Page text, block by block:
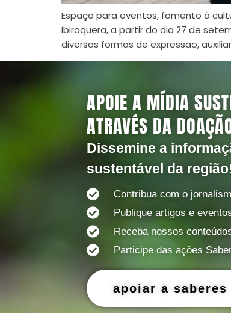
Espaço para eventos, fomento à
Ibiraquera, a partir do dia 27 de
diversas formas de expressão,
APOIE A MÍDIA
ATRAVÉS DA
Dissemine a
sustentável da
Contribua com o
Publique artigos e
Receba nossos
Participe das ações
apoiar a saberes